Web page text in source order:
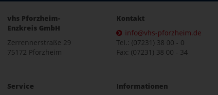
vhs Pforzheim-
Enzkreis GmbH
Zerrennerstraße 29
75172 Pforzheim
Kontakt
info@vhs-pforzheim.de
Tel.: (07231) 38 00 - 0
Fax: (07231) 38 00 - 34
Service
Informationen